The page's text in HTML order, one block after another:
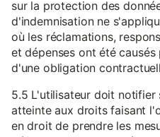
sur la protection des
d'indemnisation ne
où les réclamations,
et dépenses ont été
d'une obligation
5.5 L'utilisateur doit notifier
atteinte aux droits faisant
en droit de prendre les